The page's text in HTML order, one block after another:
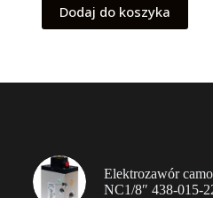
Dodaj do koszyka
Elektrozawór
NC1/8″ 438-015-